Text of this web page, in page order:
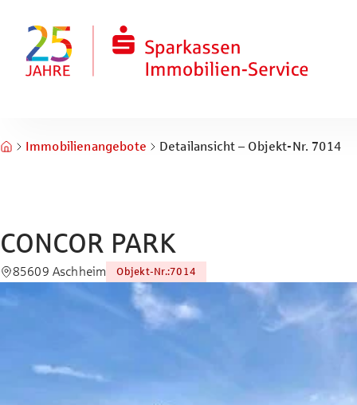
Zum Fuß springen
Immobilienangebote Detailansicht – Objekt-Nr. 7014
CONCOR PARK
85609 Aschheim Objekt-Nr.:7014